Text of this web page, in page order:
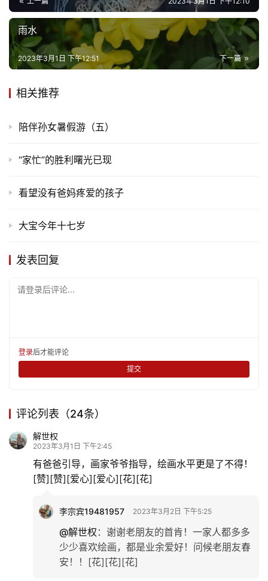
娱
乐
专
多
雨水
下一篇
2023年3月1日 下午12:51
相关推荐
陪伴孙女暑假游（五）
“家忙”的胜利曙光已现
看望没有爸妈疼爱的孩子
大宝今年十七岁
发表回复
请登录后评论...
登录后才能评论
提交
评论列表（24条）
解世权
2023年3月1日 下午2:45
有爸爸引导，画家爷爷指导，绘画水平更是了不得！
[赞][赞][爱心][爱心][花][花]
李宗宾19481957 2023年3月2日 下午5:25
@解世权 ： 谢谢老朋友的首肯！一家人都多多
少少喜欢绘画，都是业余爱好！问候老朋友春
安！！[花][花][花]